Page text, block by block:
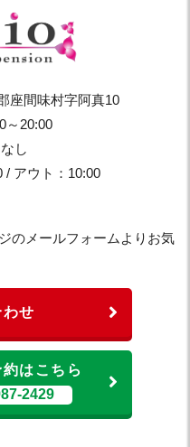
座間味村字阿真10
～20:00
し
/ アウト：10:00
のメールフォームよりお気
せ
はこちら
2429